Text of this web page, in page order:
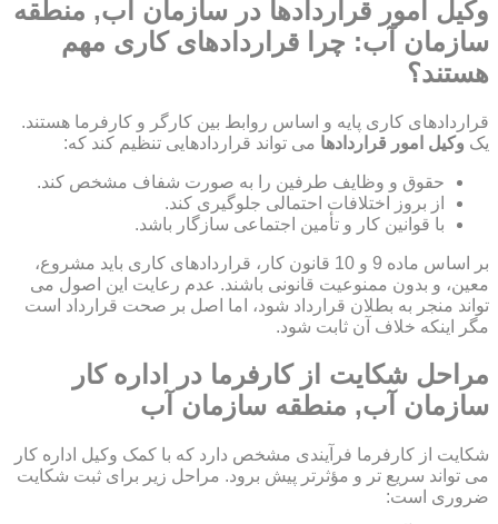
وکیل امور قراردادها در سازمان آب, منطقه
سازمان آب: چرا قراردادهای کاری مهم
هستند؟
قراردادهای کاری پایه و اساس روابط بین کارگر و کارفرما هستند.
یک وکیل امور قراردادها می تواند قراردادهایی تنظیم کند که:
حقوق و وظایف طرفین را به صورت شفاف مشخص کند.
از بروز اختلافات احتمالی جلوگیری کند.
با قوانین کار و تأمین اجتماعی سازگار باشد.
بر اساس ماده 9 و 10 قانون کار، قراردادهای کاری باید مشروع،
معین، و بدون ممنوعیت قانونی باشند. عدم رعایت این اصول می
تواند منجر به بطلان قرارداد شود، اما اصل بر صحت قرارداد است
مگر اینکه خلاف آن ثابت شود.
مراحل شکایت از کارفرما در اداره کار
سازمان آب, منطقه سازمان آب
شکایت از کارفرما فرآیندی مشخص دارد که با کمک وکیل اداره کار
می تواند سریع تر و مؤثرتر پیش برود. مراحل زیر برای ثبت شکایت
ضروری است: